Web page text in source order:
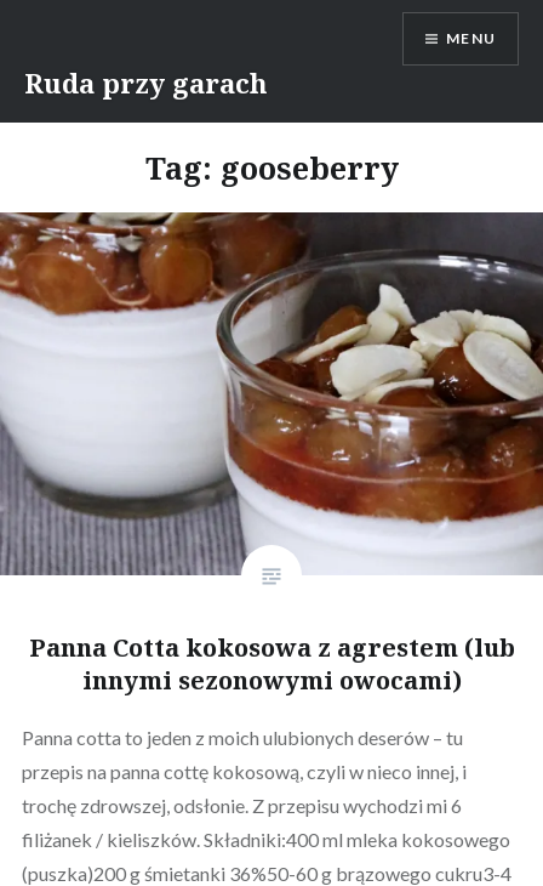
content
Ruda przy garach
MENU
Tag: gooseberry
Panna Cotta kokosowa z agrestem (lub
innymi sezonowymi owocami)
Panna cotta to jeden z moich ulubionych deserów – tu
przepis na panna cottę kokosową, czyli w nieco innej, i
trochę zdrowszej, odsłonie. Z przepisu wychodzi mi 6
filiżanek / kieliszków. Składniki:400 ml mleka kokosowego
(puszka)200 g śmietanki 36%50-60 g brązowego cukru3-4